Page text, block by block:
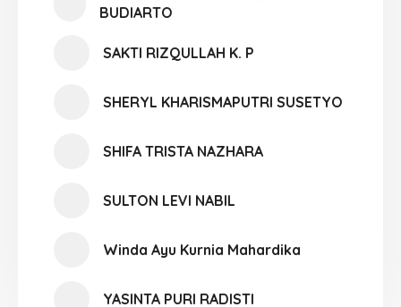
BUDIARTO
SAKTI RIZQULLAH K. P
SHERYL KHARISMAPUTRI SUSETYO
SHIFA TRISTA NAZHARA
SULTON LEVI NABIL
Winda Ayu Kurnia Mahardika
YASINTA PURI RADISTI